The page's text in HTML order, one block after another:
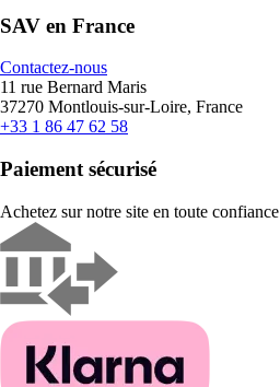
SAV en France
Contactez-nous
11 rue Bernard Maris
37270 Montlouis-sur-Loire, France
+33 1 86 47 62 58
Paiement sécurisé
Achetez sur notre site en toute confiance